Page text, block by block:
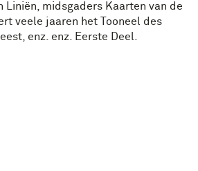
Liniën, midsgaders Kaarten van de
veele jaaren het Tooneel des
enz. enz. Eerste Deel.